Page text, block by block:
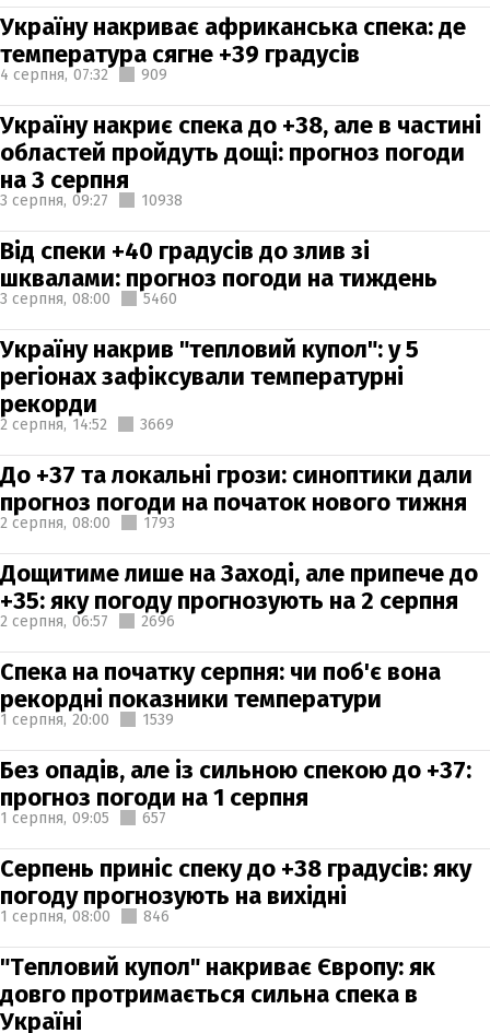
Україну накриває африканська спека: де
температура сягне +39 градусів
4 серпня, 07:32 909
Україну накриє спека до +38, але в частині
областей пройдуть дощі: прогноз погоди
на 3 серпня
3 серпня, 09:27 10938
Від спеки +40 градусів до злив зі
шквалами: прогноз погоди на тиждень
3 серпня, 08:00 5460
Україну накрив "тепловий купол": у 5
регіонах зафіксували температурні
рекорди
2 серпня, 14:52 3669
До +37 та локальні грози: синоптики дали
прогноз погоди на початок нового тижня
2 серпня, 08:00 1793
Дощитиме лише на Заході, але припече до
+35: яку погоду прогнозують на 2 серпня
2 серпня, 06:57 2696
Спека на початку серпня: чи поб'є вона
рекордні показники температури
1 серпня, 20:00 1539
Без опадів, але із сильною спекою до +37:
прогноз погоди на 1 серпня
1 серпня, 09:05 657
Серпень приніс спеку до +38 градусів: яку
погоду прогнозують на вихідні
1 серпня, 08:00 846
"Тепловий купол" накриває Європу: як
довго протримається сильна спека в
Україні